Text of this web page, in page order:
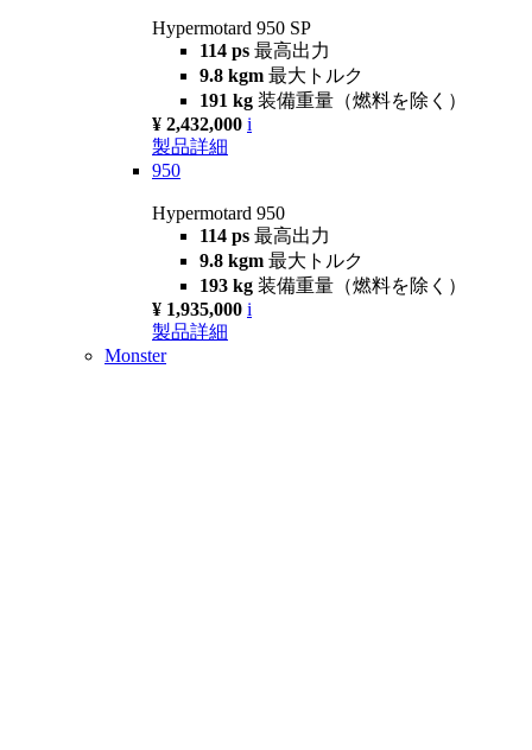
Hypermotard 950 SP
114 ps 最高出力
9.8 kgm 最大トルク
191 kg 装備重量（燃料を除く）
¥ 2,432,000 i
製品詳細
950
Hypermotard 950
114 ps 最高出力
9.8 kgm 最大トルク
193 kg 装備重量（燃料を除く）
¥ 1,935,000 i
製品詳細
Monster